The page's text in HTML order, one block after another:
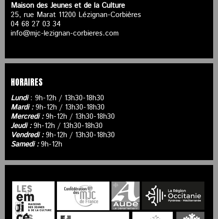
Maison des Jeunes et de la Culture
25, rue Marat 11200 Lézignan-Corbières
04 68 27 03 34
info@mjc-lezignan-corbieres.com
HORAIRES
Lundi: 9h-12h / 13h30-18h30
Mardi :9h-12h / 13h30-18h30
Mercredi :9h-12h / 13h30-18h30
Jeudi :9h-12h / 13h30-18h30
Vendredi :9h-12h / 13h30-18h30
Samedi :9h-12h